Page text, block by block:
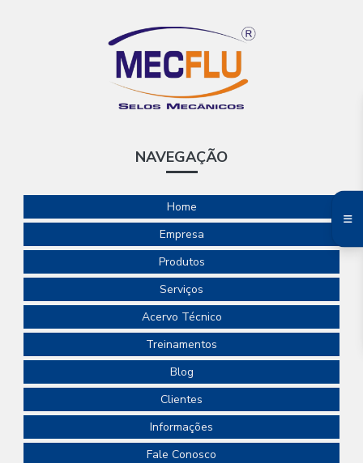
NAVEGAÇÃO
Home
Empresa
Produtos
Serviços
Acervo Técnico
Treinamentos
Blog
Clientes
Informações
Fale Conosco